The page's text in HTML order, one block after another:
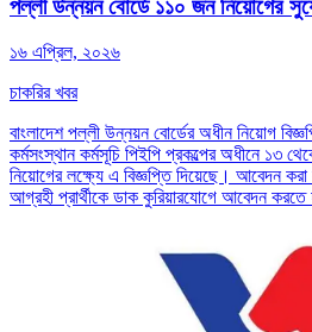
পল্লী উন্নয়ন বোর্ডে ১১০ জন নিয়োগের
১৬ এপ্রিল, ২০২৬
চাকরির খবর
বাংলাদেশ পল্লী উন্নয়ন বোর্ডের অধীন নিয়োগ
কর্মসংস্থান কর্মসূচি পিইপি প্রকল্পের অধীনে ১৩
নিয়োগের লক্ষ্যে এ বিজ্ঞপ্তি দিয়েছে। আবেদন
আগ্রহী প্রার্থীকে ডাক কুরিয়ারযোগে আবেদন করতে